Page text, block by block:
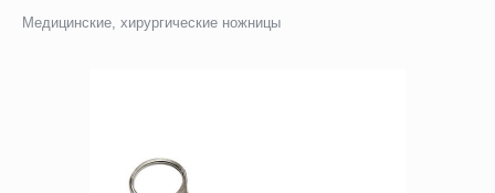
Медицинские, хирургические ножницы